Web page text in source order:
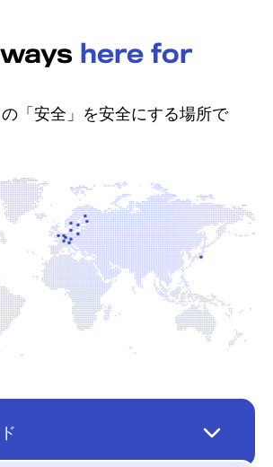
here for
「安全」を安全にする場所で